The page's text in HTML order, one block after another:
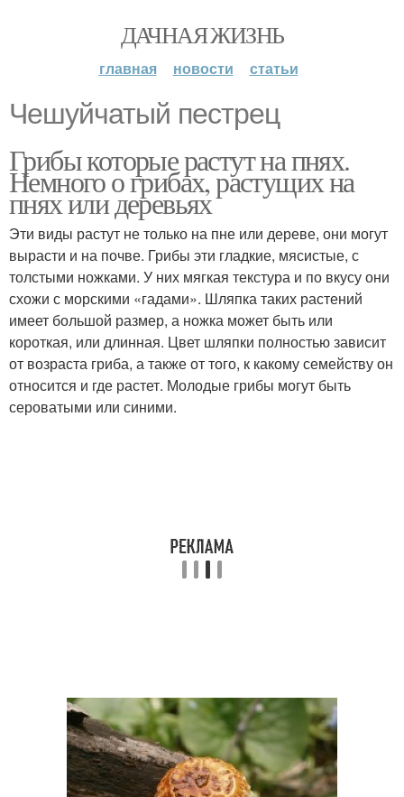
ДАЧНАЯ ЖИЗНЬ
главная новости статьи
Чешуйчатый пестрец
Грибы которые растут на пнях.
Немного о грибах, растущих на
пнях или деревьях
Эти виды растут не только на пне или дереве, они могут
вырасти и на почве. Грибы эти гладкие, мясистые, с
толстыми ножками. У них мягкая текстура и по вкусу они
схожи с морскими «гадами». Шляпка таких растений
имеет большой размер, а ножка может быть или
короткая, или длинная. Цвет шляпки полностью зависит
от возраста гриба, а также от того, к какому семейству он
относится и где растет. Молодые грибы могут быть
сероватыми или синими.